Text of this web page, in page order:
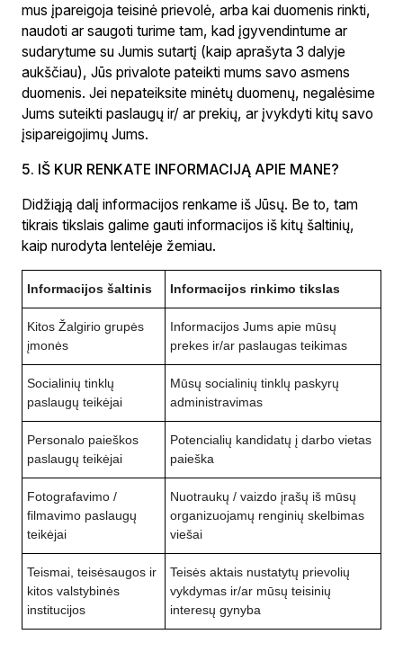
mus įpareigoja teisinė prievolė, arba kai duomenis rinkti,
naudoti ar saugoti turime tam, kad įgyvendintume ar
sudarytume su Jumis sutartį (kaip aprašyta 3 dalyje
aukščiau), Jūs privalote pateikti mums savo asmens
duomenis. Jei nepateiksite minėtų duomenų, negalėsime
Jums suteikti paslaugų ir/ ar prekių, ar įvykdyti kitų savo
įsipareigojimų Jums.
5. IŠ KUR RENKATE INFORMACIJĄ APIE MANE?
Didžiąją dalį informacijos renkame iš Jūsų. Be to, tam
tikrais tikslais galime gauti informacijos iš kitų šaltinių,
kaip nurodyta lentelėje žemiau.
Informacijos šaltinis Informacijos rinkimo tikslas
Kitos Žalgirio grupės
įmonės
Informacijos Jums apie mūsų
prekes ir/ar paslaugas teikimas
Socialinių tinklų
paslaugų teikėjai
Mūsų socialinių tinklų paskyrų
administravimas
Personalo paieškos
paslaugų teikėjai
Potencialių kandidatų į darbo vietas
paieška
Fotografavimo /
filmavimo paslaugų
teikėjai
Nuotraukų / vaizdo įrašų iš mūsų
organizuojamų renginių skelbimas
viešai
Teismai, teisėsaugos ir
kitos valstybinės
institucijos
Teisės aktais nustatytų prievolių
vykdymas ir/ar mūsų teisinių
interesų gynyba